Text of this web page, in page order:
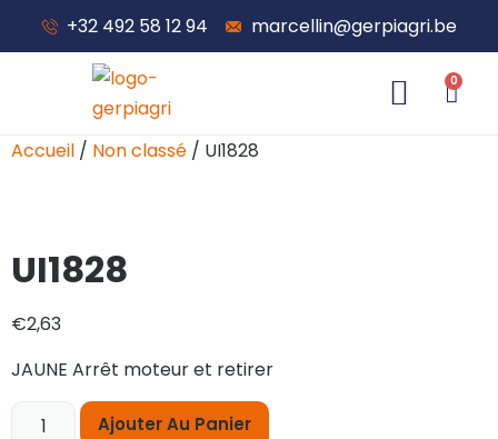
+32 492 58 12 94 marcellin@gerpiagri.be
0
Accueil / Non classé / UI1828
UI1828
€2,63
JAUNE Arrêt moteur et retirer
Ajouter Au Panier